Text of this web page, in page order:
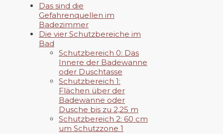
Das sind die
Gefahrenquellen im
Badezimmer
Die vier Schutzbereiche im
Bad
Schutzbereich 0: Das
Innere der Badewanne
oder Duschtasse
Schutzbereich 1:
Flächen über der
Badewanne oder
Dusche bis zu 2,25 m
Schutzbereich 2: 60 cm
um Schutzzone 1